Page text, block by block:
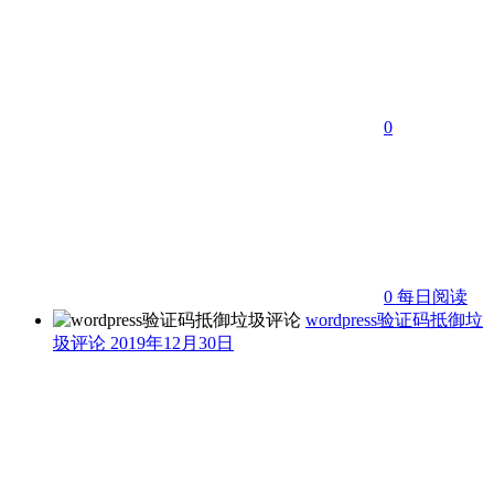
0
0 每日阅读
wordpress验证码抵御垃
圾评论 2019年12月30日